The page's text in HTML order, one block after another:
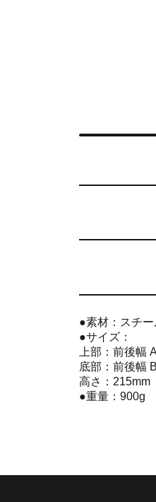
●素材：スチー
●サイズ：
上部：前後幅
底部：前後幅
高さ：215mm
●重量：900g